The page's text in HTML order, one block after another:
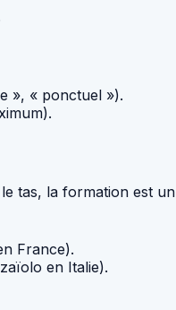
», « ponctuel »).
tas, la formation est un
France).
en Italie).